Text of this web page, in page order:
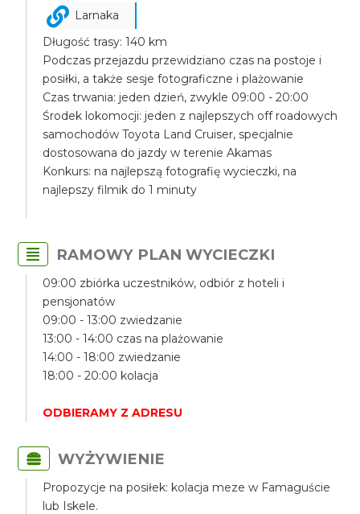
Larnaka
Długość trasy: 140 km
Podczas przejazdu przewidziano czas na postoje i
posiłki, a także sesje fotograficzne i plażowanie
Czas trwania: jeden dzień, zwykle 09:00 - 20:00
Środek lokomocji: jeden z najlepszych off roadowych
samochodów Toyota Land Cruiser, specjalnie
dostosowana do jazdy w terenie Akamas
Konkurs: na najlepszą fotografię wycieczki, na
najlepszy filmik do 1 minuty
RAMOWY PLAN WYCIECZKI
09:00 zbiórka uczestników, odbiór z hoteli i
pensjonatów
09:00 - 13:00 zwiedzanie
13:00 - 14:00 czas na plażowanie
14:00 - 18:00 zwiedzanie
18:00 - 20:00 kolacja
ODBIERAMY Z ADRESU
WYŻYWIENIE
Propozycje na posiłek: kolacja meze w Famaguście
lub Iskele.